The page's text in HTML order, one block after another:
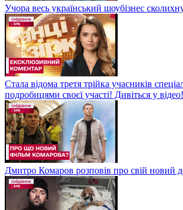
Учора весь український шоубізнес
Стала відома третя трійка учасників
подробицями своєї участі! Дивіться у відео!
Дмитро Комаров розповів про свій новий